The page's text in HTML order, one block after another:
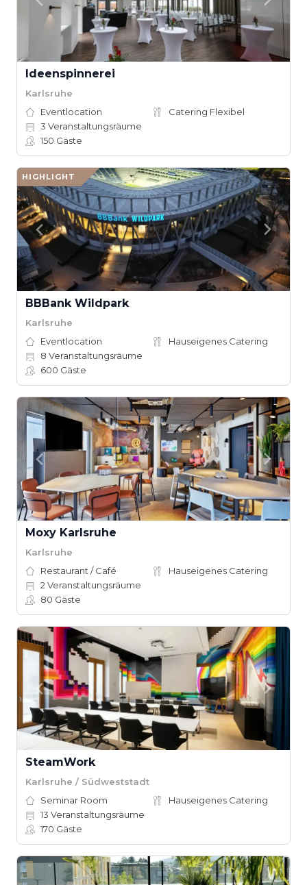
Ideenspinnerei
Karlsruhe
Eventlocation
Catering Flexibel
3 Veranstaltungsräume
150 Gäste
HIGHLIGHT
BBBank Wildpark
Karlsruhe
Eventlocation
Hauseigenes Catering
8 Veranstaltungsräume
600 Gäste
Moxy Karlsruhe
Karlsruhe
Restaurant / Café
Hauseigenes Catering
2 Veranstaltungsräume
80 Gäste
SteamWork
Karlsruhe / Südweststadt
Seminar Room
Hauseigenes Catering
13 Veranstaltungsräume
170 Gäste